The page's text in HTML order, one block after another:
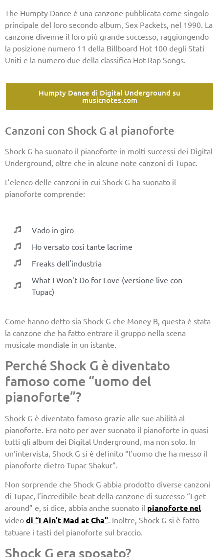
The Humpty Dance è una canzone pubblicata come singolo
principale del loro secondo album, Sex Packets, nel 1990. La
canzone divenne il loro più grande successo, raggiungendo
la posizione numero 11 della Billboard Hot 100 degli Stati
Uniti e la numero due della classifica Hot Rap Songs.
Humpty Dance di Digital Underground su
musicnotes.com
Canzoni con Shock G al pianoforte
Shock G ha suonato il pianoforte in molti successi dei Digital
Underground, oltre che in alcune note canzoni di Tupac.
L’elenco delle canzoni in cui Shock G ha suonato il
pianoforte comprende:
Vado in giro
Ho versato così tante lacrime
Freaks dell'industria
What I Won't Do for Love (versione live con
Tupac)
Come hanno detto sia Shock G che Money B, questa è stata
la canzone che ha fatto entrare il gruppo nella scena
musicale mondiale in un istante.
Perché Shock G è diventato
famoso come “uomo del
pianoforte”?
Shock G è diventato famoso grazie alle sue abilità al
pianoforte. Era noto per aver suonato il pianoforte in quasi
tutti gli album dei Digital Underground, ma non solo. In
un’intervista, Shock G si è definito “l’uomo che ha messo il
pianoforte dietro Tupac Shakur”.
Non sorprende che Shock G abbia prodotto diverse canzoni
di Tupac, l’incredibile beat della canzone di successo “I get
around” e, si dice, abbia anche suonato il pianoforte nel
video di “I Ain’t Mad at Cha” . Inoltre, Shock G si è fatto
tatuare i tasti del pianoforte sul braccio.
Shock G era sposato?